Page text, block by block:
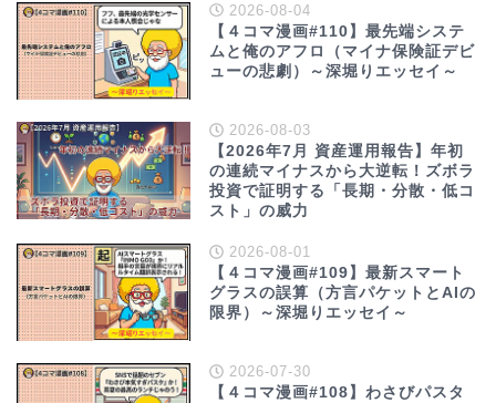
2026-08-04
【４コマ漫画#110】最先端システ
ムと俺のアフロ（マイナ保険証デビ
ューの悲劇）～深堀りエッセイ～
2026-08-03
【2026年7月 資産運用報告】年初
の連続マイナスから大逆転！ズボラ
投資で証明する「長期・分散・低コ
スト」の威力
2026-08-01
【４コマ漫画#109】最新スマート
グラスの誤算（方言パケットとAIの
限界）～深堀りエッセイ～
2026-07-30
【４コマ漫画#108】わさびパスタ